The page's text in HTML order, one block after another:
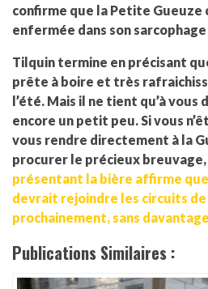
confirme que la Petite Gueuze
enfermée dans son
Tilquin termine en précisant
prête à boire et très
l’été. Mais il ne tient qu’à
encore un petit peu. Si vous
vous rendre directement à la
procurer le précieux breuvage,
présentant la bière affirme
devrait rejoindre les circuits
prochainement, sans
Publications Similaires :